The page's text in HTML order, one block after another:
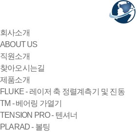
회사소개
ABOUT US
직원소개
찾아오시는길
제품소개
FLUKE - 레이저 축 정렬계측기 및 진동
TM - 베어링 가열기
TENSION PRO - 텐셔너
PLARAD - 볼팅